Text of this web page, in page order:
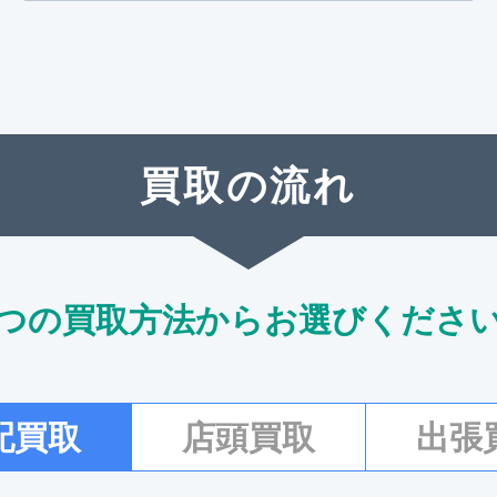
買取の流れ
の買取方法からお選びくださ
買取 店頭買取 出張